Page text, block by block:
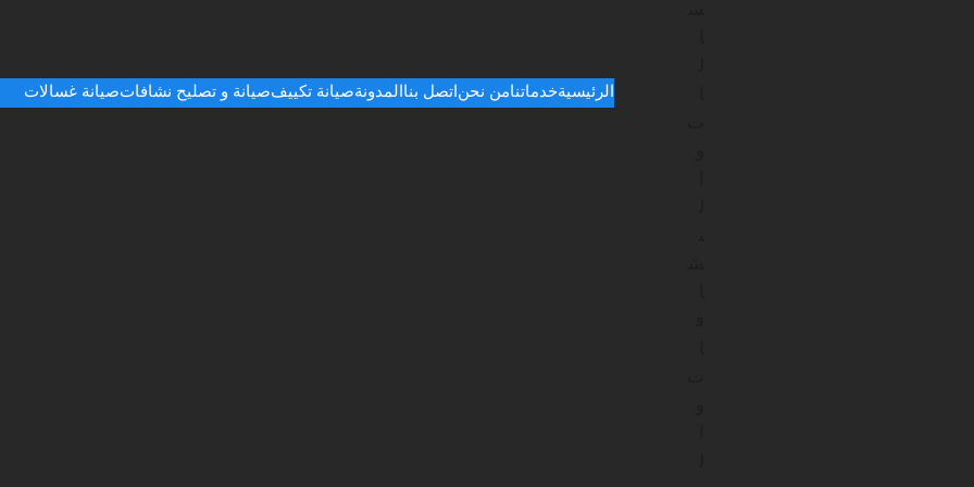
الرئيسيةخدماتنامن نحناتصل بناالمدونةصيانة تكييفصيانة و تصليح نشافاتصيانة غسالات